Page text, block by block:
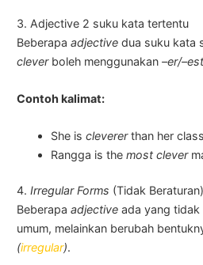
3. Adjective 2 suku kata tertentu
Beberapaadjectivedua suku kata
cleverboleh menggunakan–er/
Contoh kalimat:
She isclevererthan her
Rangga is themost clever
4. Irregular Forms (Tidak Beraturan)
Beberapaadjectiveada yang tidak
umum, melainkan berubah
(irregular).